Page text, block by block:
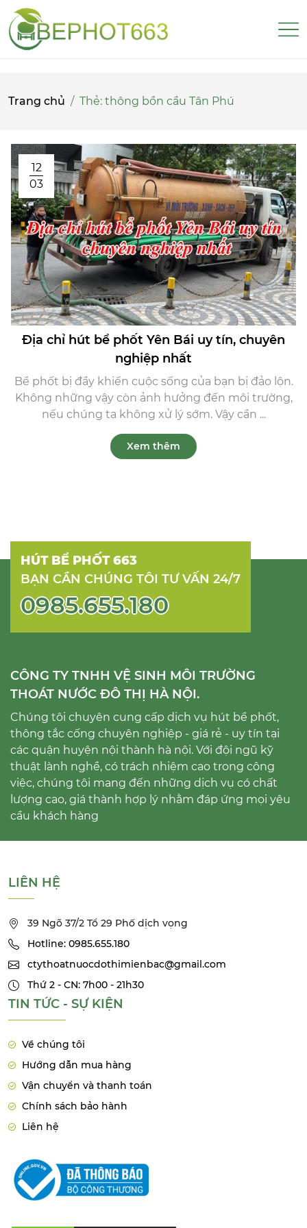
Trang chủ Thẻ: thông bồn cầu Tân Phú
12
03
Địa chỉ hút bể phốt Yên Bái uy tín, chuyên
nghiệp nhất
Bể phốt bị đầy khiến cuộc sống của bạn bị đảo lộn.
Không những vậy còn ảnh hưởng đến môi trường,
nếu chúng ta không xử lý sớm. Vậy cần ...
Xem thêm
HÚT BỂ PHỐT 663
BẠN CẦN CHÚNG TÔI TƯ VẤN 24/7
0985.655.180
CÔNG TY TNHH VỆ SINH MÔI TRƯỜNG
THOÁT NƯỚC ĐÔ THỊ HÀ NỘI.
Chúng tôi chuyên cung cấp dịch vụ hút bể phốt,
thông tắc cống chuyên nghiệp - giá rẻ - uy tín tại
các quận huyện nội thành hà nội. Với đội ngũ kỹ
thuật lành nghề, có trách nhiệm cao trong công
việc, chúng tôi mang đến những dịch vụ có chất
lượng cao, giá thành hợp lý nhằm đáp ứng mọi yêu
cầu khách hàng
LIÊN HỆ
39 Ngõ 37/2 Tổ 29 Phố dịch vọng
Hotline: 0985.655.180
ctythoatnuocdothimienbac@gmail.com
Thứ 2 - CN: 7h00 - 21h30
TIN TỨC - SỰ KIỆN
Về chúng tôi
Hướng dẫn mua hàng
Vận chuyển và thanh toán
Chính sách bảo hành
Liên hệ